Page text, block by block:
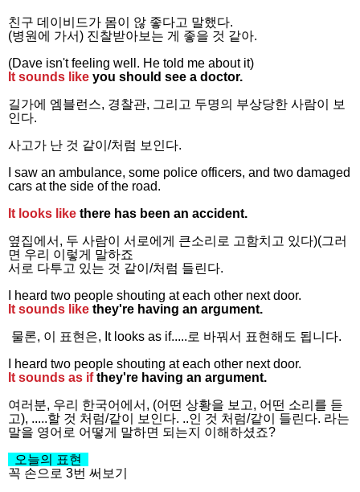
친구 데이비드가 몸이 않 좋다고 말했다.
(병원에 가서) 진찰받아보는 게 좋을 것 같아.
(Dave isn't feeling well. He told me about it)
It sounds like you should see a doctor.
길가에 엠블런스, 경찰관, 그리고 두명의 부상당한 사람이 보
인다.
사고가 난 것 같이/처럼 보인다.
I saw an ambulance, some police officers, and two damaged
cars at the side of the road.
It looks like there has been an accident.
옆집에서, 두 사람이 서로에게 큰소리로 고함치고 있다)(그러
면 우리 이렇게 말하죠
서로 다투고 있는 것 같이/처럼 들린다.
I heard two people shouting at each other next door.
It sounds like they're having an argument.
물론, 이 표현은, It looks as if.....로 바꿔서 표현해도 됩니다.
I heard two people shouting at each other next door.
It sounds as ifthey're having an argument.
여러분, 우리 한국어에서, (어떤 상황을 보고, 어떤 소리를 듣
고), .....할 것 처럼/같이 보인다. ..인 것 처럼/같이 들린다. 라는
말을 영어로 어떻게 말하면 되는지 이해하셨죠?
오늘의 표현
꼭 손으로 3번 써보기